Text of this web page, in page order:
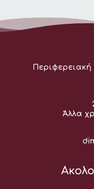
Διεύθυνση:
Περιφερειακή
Άλλα